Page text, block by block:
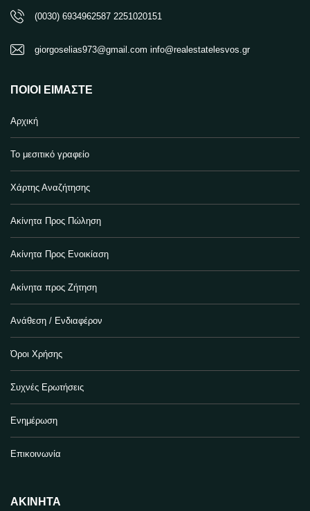
(0030) 6934962587 2251020151
giorgoselias973@gmail.com info@realestatelesvos.gr
ΠΟΙΟΙ ΕΊΜΑΣΤΕ
Αρχική
Το μεσιτικό γραφείο
Χάρτης Αναζήτησης
Ακίνητα Προς Πώληση
Ακίνητα Προς Ενοικίαση
Ακίνητα προς Ζήτηση
Ανάθεση / Ενδιαφέρον
Όροι Χρήσης
Συχνές Ερωτήσεις
Ενημέρωση
Επικοινωνία
ΑΚΊΝΗΤΑ